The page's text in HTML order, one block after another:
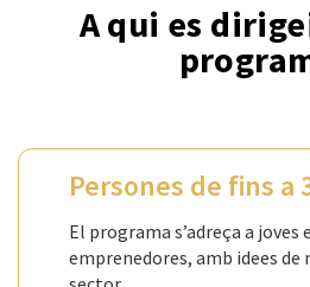
A qui es
Persones de fins a
El programa s’adreça a joves
emprenedores, amb idees de